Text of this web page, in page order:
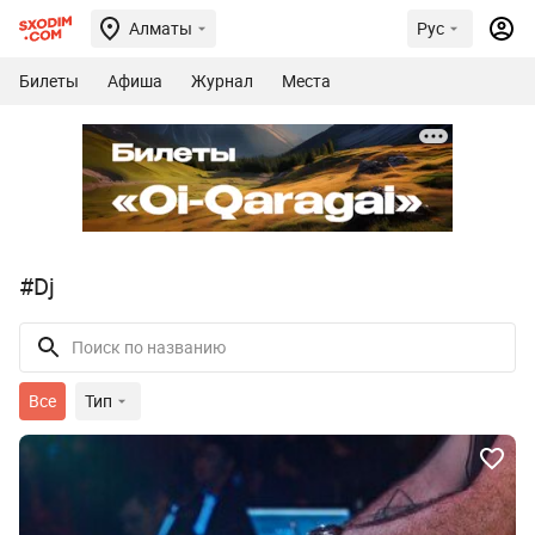
Алматы Рус
Билеты Афиша Журнал Места
#Dj
Все Тип